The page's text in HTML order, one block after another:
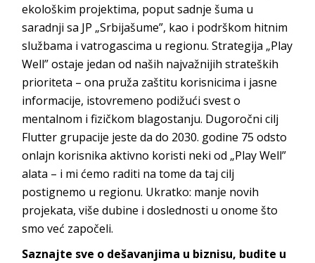
ekološkim projektima, poput sadnje šuma u
saradnji sa JP „Srbijašume”, kao i podrškom hitnim
službama i vatrogascima u regionu. Strategija „Play
Well” ostaje jedan od naših najvažnijih strateških
prioriteta – ona pruža zaštitu korisnicima i jasne
informacije, istovremeno podižući svest o
mentalnom i fizičkom blagostanju. Dugoročni cilj
Flutter grupacije jeste da do 2030. godine 75 odsto
onlajn korisnika aktivno koristi neki od „Play Well”
alata – i mi ćemo raditi na tome da taj cilj
postignemo u regionu. Ukratko: manje novih
projekata, više dubine i doslednosti u onome što
smo već započeli.
Saznajte sve o dešavanjima u biznisu, budite u